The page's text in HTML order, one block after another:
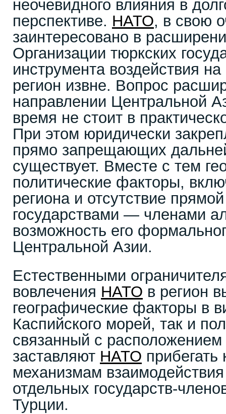
неочевидного влияния в
перспективе. НАТО, в свою
заинтересовано в
Организации тюркских
инструмента воздействия
регион извне. Вопрос
направлении Центральной
время не стоит в
При этом юридически
прямо запрещающих
существует. Вместе с тем
политические факторы,
региона и отсутствие
государствами — членами
возможность его
Центральной Азии.
Естественными
вовлечения НАТО в регион
географические факторы в
Каспийского морей, так и
связанный с
заставляют НАТО
механизмам
отдельных государств-
Турции.